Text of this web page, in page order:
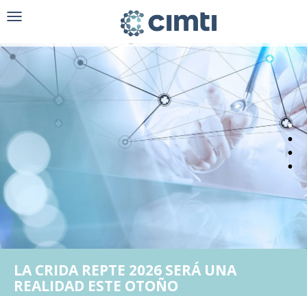
Toggle
LA CRIDA REPTE 2026 SERÁ UNA
REALIDAD ESTE OTOÑO